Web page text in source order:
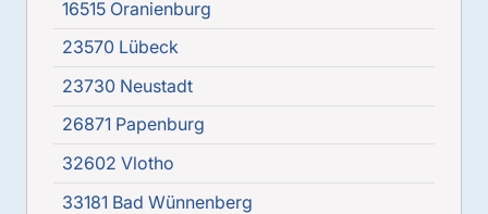
16515 Oranienburg
23570 Lübeck
23730 Neustadt
26871 Papenburg
32602 Vlotho
33181 Bad Wünnenberg